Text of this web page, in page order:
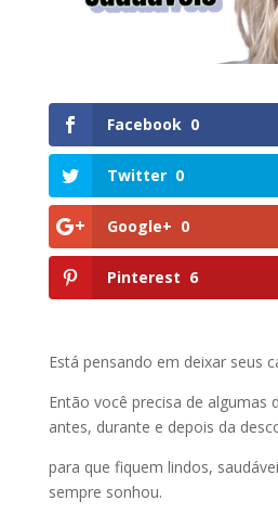
Facebook 0
Twitter 0
Google+ 0
Pinterest 6
Está pensando em deixar seus
Então você precisa de algumas
antes, durante e depois da
para que fiquem lindos,
sempre sonhou.